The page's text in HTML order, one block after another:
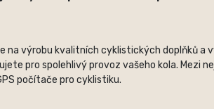
na výrobu kvalitních cyklistických doplňků
pro spolehlivý provoz vašeho kola. Mezi
počítače pro cyklistiku.